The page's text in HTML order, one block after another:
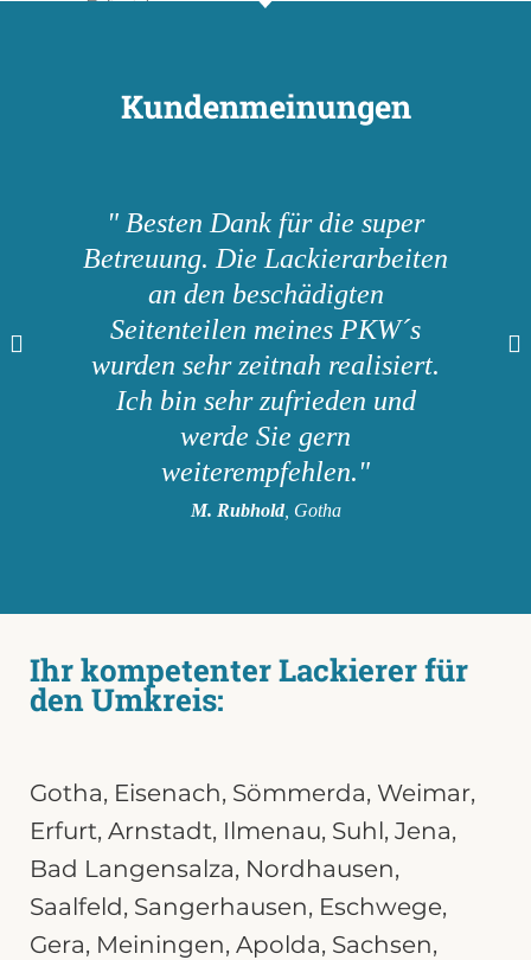
Kundenmeinungen
" Besten Dank für die super
Betreuung. Die Lackierarbeiten
an den beschädigten
Seitenteilen meines PKW´s
wurden sehr zeitnah realisiert.
Ich bin sehr zufrieden und
werde Sie gern
weiterempfehlen."
M. Rubhold, Gotha
Ihr kompetenter Lackierer für
den Umkreis:
Gotha, Eisenach, Sömmerda, Weimar,
Erfurt, Arnstadt, Ilmenau, Suhl, Jena,
Bad Langensalza, Nordhausen,
Saalfeld, Sangerhausen, Eschwege,
Gera, Meiningen, Apolda, Sachsen,